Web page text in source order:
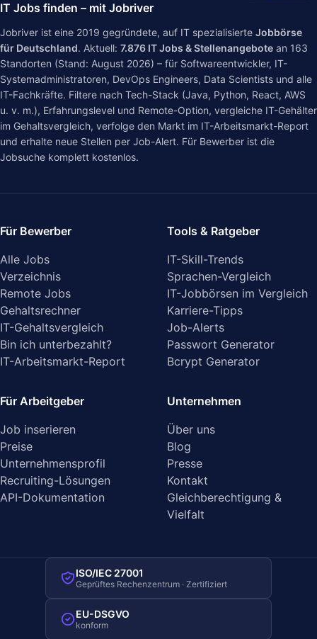
IT Jobs finden – mit Jobriver
Jobriver ist eine 2019 gegründete, auf IT spezialisierte Jobbörse
für Deutschland. Aktuell: 7.876 IT Jobs & Stellenangebote an 163
Standorten (Stand: August 2026) – für Softwareentwickler, IT-
Systemadministratoren, DevOps Engineers, Data Scientists und alle
IT-Fachkräfte. Filtere nach Tech-Stack (Java, Python, React, AWS
u. v. m.), Erfahrungslevel und Remote-Option, vergleiche IT-Gehälter
im Gehaltsvergleich, verfolge den Markt im IT-Arbeitsmarkt-Report
und erhalte neue Stellen per Job-Alert. Für Bewerber ist die
Jobsuche komplett kostenlos.
Für Bewerber
Alle Jobs
Verzeichnis
Remote Jobs
Gehaltsrechner
IT-Gehaltsvergleich
Bin ich unterbezahlt?
IT-Arbeitsmarkt-Report
Tools & Ratgeber
IT-Skill-Trends
Sprachen-Vergleich
IT-Jobbörsen im Vergleich
Karriere-Tipps
Job-Alerts
Passwort Generator
Bcrypt Generator
Für Arbeitgeber
Job inserieren
Preise
Unternehmensprofil
Recruiting-Lösungen
API-Dokumentation
Unternehmen
Über uns
Blog
Presse
Kontakt
Gleichberechtigung &
Vielfalt
ISO/IEC 27001
Geprüftes Rechenzentrum · Zertifiziert
EU-DSGVO
konform